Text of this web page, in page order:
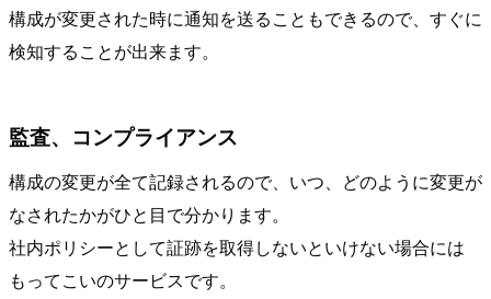
構成が変更された時に通知を送ることもできるので、すぐに
検知することが出来ます。
監査、コンプライアンス
構成の変更が全て記録されるので、いつ、どのように変更が
なされたかがひと目で分かります。
社内ポリシーとして証跡を取得しないといけない場合には
もってこいのサービスです。